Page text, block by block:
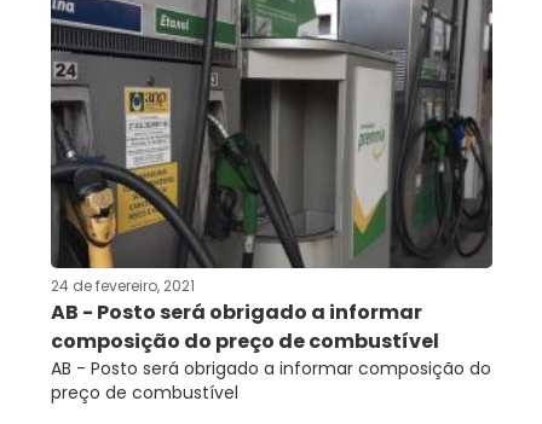
24 de fevereiro, 2021
AB - Posto será obrigado a informar
composição do preço de combustível
AB - Posto será obrigado a informar composição do
preço de combustível